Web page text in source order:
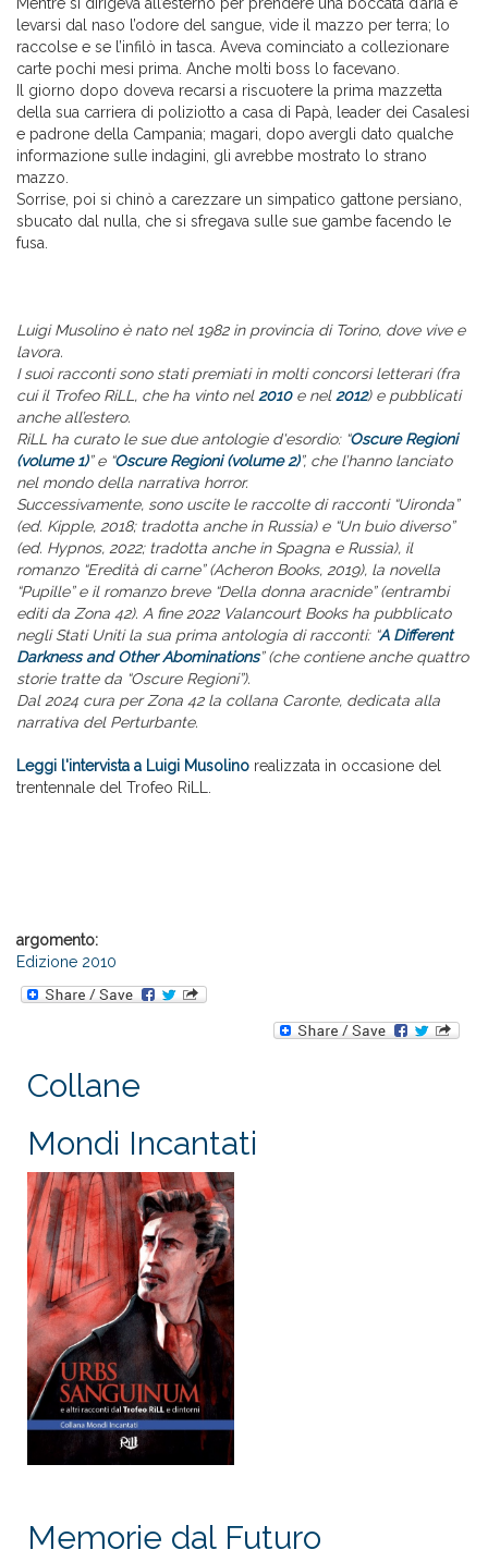
levarsi dal naso l’odore del sangue, vide il mazzo per terra; lo
raccolse e se l’infilò in tasca. Aveva cominciato a collezionare
carte pochi mesi prima. Anche molti boss lo facevano.
Il giorno dopo doveva recarsi a riscuotere la prima mazzetta
della sua carriera di poliziotto a casa di Papà, leader dei Casalesi
e padrone della Campania; magari, dopo avergli dato qualche
informazione sulle indagini, gli avrebbe mostrato lo strano
mazzo.
Sorrise, poi si chinò a carezzare un simpatico gattone persiano,
sbucato dal nulla, che si sfregava sulle sue gambe facendo le
fusa.
Luigi Musolino è nato nel 1982 in provincia di Torino, dove vive e
lavora.
I suoi racconti sono stati premiati in molti concorsi letterari (fra
cui il Trofeo RiLL, che ha vinto nel 2010e nel 2012) e pubblicati
anche all’estero.
RiLL ha curato le sue due antologie d'esordio: “Oscure Regioni
(volume 1)” e “Oscure Regioni (volume 2)”, che l’hanno lanciato
nel mondo della narrativa horror.
Successivamente, sono uscite le raccolte di racconti “Uironda”
(ed. Kipple, 2018; tradotta anche in Russia) e “Un buio diverso”
(ed. Hypnos, 2022; tradotta anche in Spagna e Russia), il
romanzo “Eredità di carne” (Acheron Books, 2019), la novella
“Pupille” e il romanzo breve “Della donna aracnide” (entrambi
editi da Zona 42). A fine 2022 Valancourt Books ha pubblicato
negli Stati Uniti la sua prima antologia di racconti: “A Different
Darkness and Other Abominations” (che contiene anche quattro
storie tratte da “Oscure Regioni”).
Dal 2024 cura per Zona 42 la collana Caronte, dedicata alla
narrativa del Perturbante.
Leggi l'intervista a Luigi Musolino realizzata in occasione del
trentennale del Trofeo RiLL.
argomento:
Edizione 2010
Collane
Mondi Incantati
Memorie dal Futuro